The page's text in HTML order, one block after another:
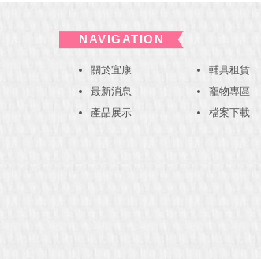
NAVIGATION
關於宜康
最新消息
產品展示
輔具租賃
寵物專區
檔案下載